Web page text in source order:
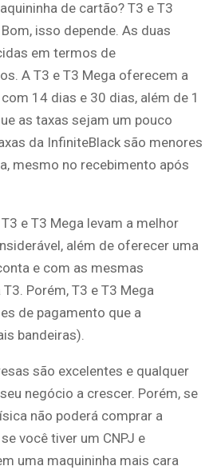
de cartão? T3 e T3
isso depende. As duas
em termos de
A T3 e T3 Mega oferecem a
14 dias e 30 dias, além de 1
as taxas sejam um pouco
da InfiniteBlack são menores
mesmo no recebimento após
e T3 Mega levam a melhor
além de oferecer uma
e com as mesmas
Porém, T3 e T3 Mega
de pagamento que a
bandeiras).
são excelentes e qualquer
negócio a crescer. Porém, se
não poderá comprar a
você tiver um CNPJ e
uma maquininha mais cara